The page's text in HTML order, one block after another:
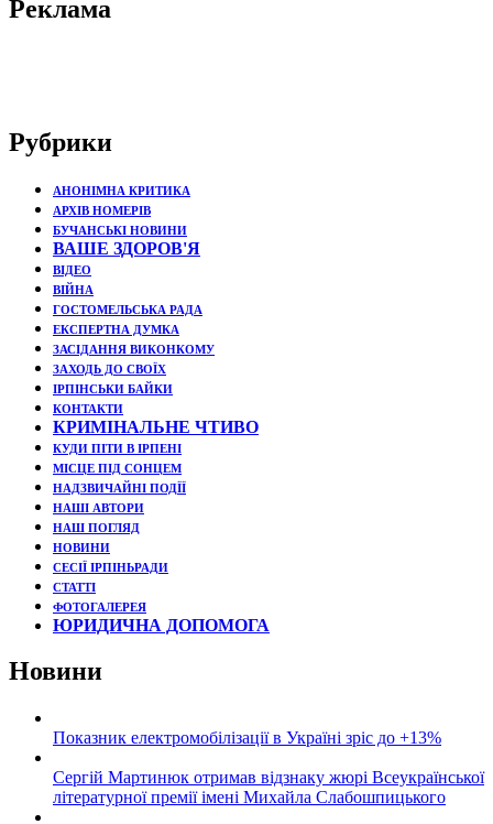
Реклама
Рубрики
АНОНІМНА КРИТИКА
АРХІВ НОМЕРІВ
БУЧАНСЬКІ НОВИНИ
ВАШЕ ЗДОРОВ'Я
ВІДЕО
ВІЙНА
ГОСТОМЕЛЬСЬКА РАДА
ЕКСПЕРТНА ДУМКА
ЗАСІДАННЯ ВИКОНКОМУ
ЗАХОДЬ ДО СВОЇХ
ІРПІНСЬКИ БАЙКИ
КОНТАКТИ
КРИМІНАЛЬНЕ ЧТИВО
КУДИ ПІТИ В ІРПЕНІ
МІСЦЕ ПІД СОНЦЕМ
НАДЗВИЧАЙНІ ПОДЇЇ
НАШІ АВТОРИ
НАШ ПОГЛЯД
НОВИНИ
СЕСІЇ ІРПІНЬРАДИ
СТАТТІ
ФОТОГАЛЕРЕЯ
ЮРИДИЧНА ДОПОМОГА
Новини
Показник електромобілізації в Україні зріс до +13%
Сергій Мартинюк отримав відзнаку жюрі Всеукраїнської
літературної премії імені Михайла Слабошпицького